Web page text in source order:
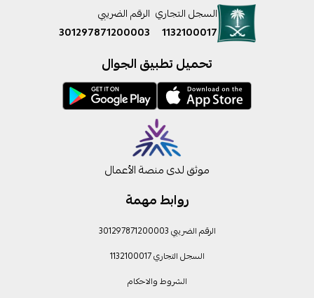
روابط مهمة
الرقم الضريبي 301297871200003
السجل التجاري 1132100017
الشروط والاحكام
السجل التجاري
1132100017
الرقم الضريبي
301297871200003
تحميل تطبيق الجوال
موثق لدى منصة الأعمال